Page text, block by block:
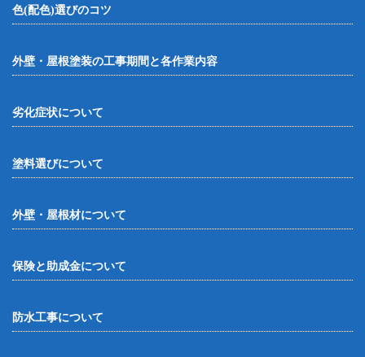
色(配色)選びのコツ
外壁・屋根塗装の工事期間と各作業内容
劣化症状について
塗料選びについて
外壁・屋根材について
保険と助成金について
防水工事について